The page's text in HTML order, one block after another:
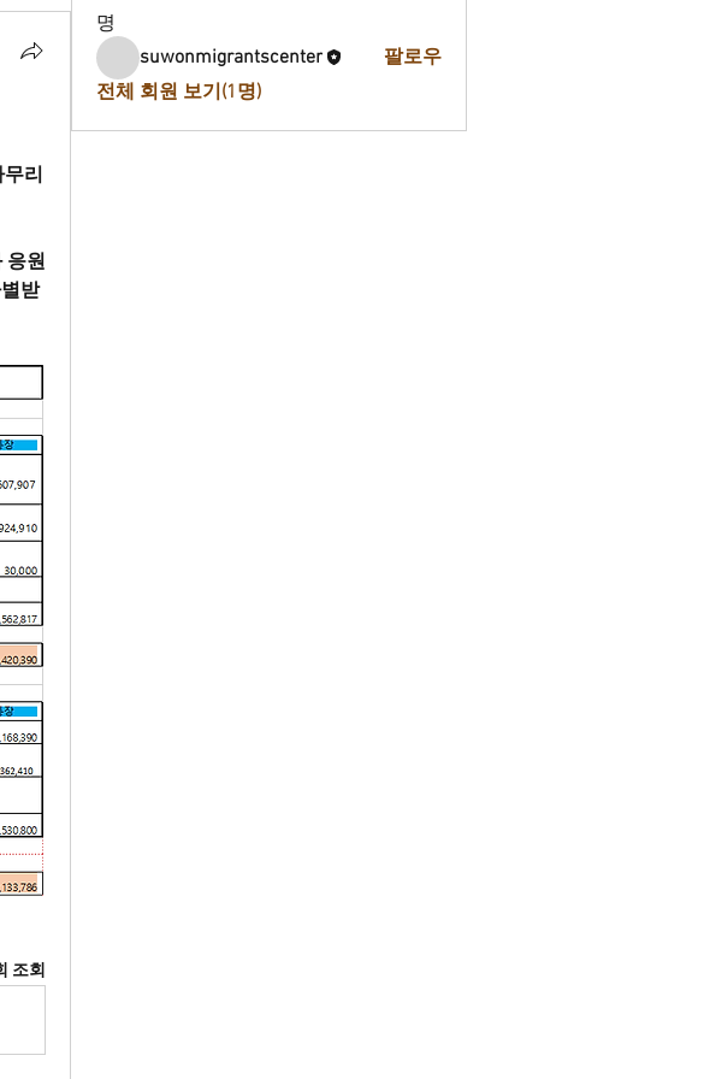
리
응원
받
조회
명
suwonmigrantscenter
팔로우
전체 회원 보기(1명)